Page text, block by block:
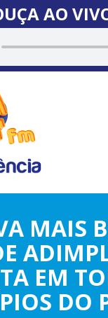
AO
MAIS
EM
DO